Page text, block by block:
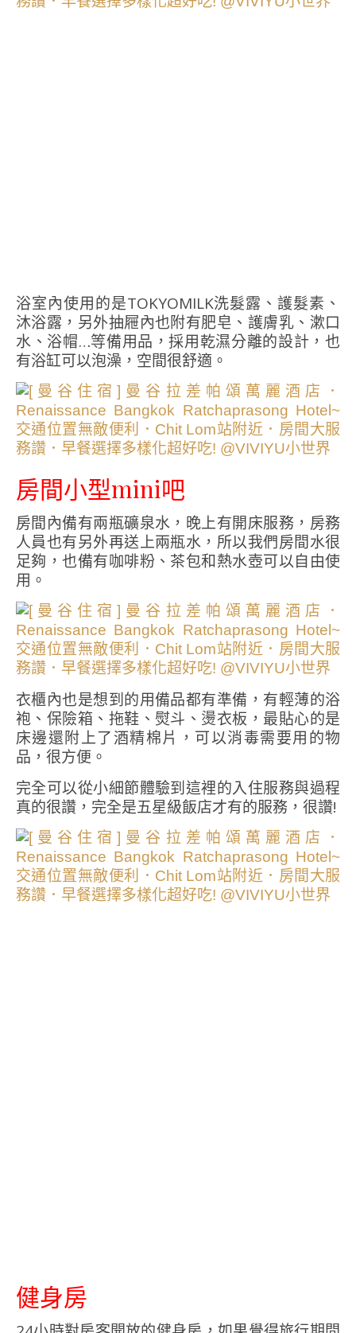
浴室內使用的是TOKYOMILK洗髮露、護髮素、
沐浴露，另外抽屜內也附有肥皂、護膚乳、漱口
水、浴帽…等備用品，採用乾濕分離的設計，也
有浴缸可以泡澡，空間很舒適。
房間小型mini吧
房間內備有兩瓶礦泉水，晚上有開床服務，房務
人員也有另外再送上兩瓶水，所以我們房間水很
足夠，也備有咖啡粉、茶包和熱水壺可以自由使
用。
衣櫃內也是想到的用備品都有準備，有輕薄的浴
袍、保險箱、拖鞋、熨斗、燙衣板，最貼心的是
床邊還附上了酒精棉片，可以消毒需要用的物
品，很方便。
完全可以從小細節體驗到這裡的入住服務與過程
真的很讚，完全是五星級飯店才有的服務，很讚!
健身房